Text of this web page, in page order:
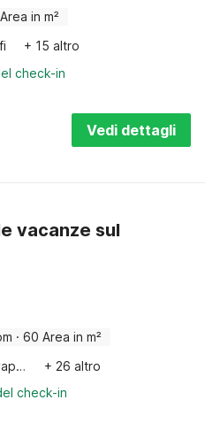
in m²
+ 15 altro
check-in
Vedi dettagli
vacanze sul
· 60 Area in m²
Doccia a vapore
+ 26 altro
check-in